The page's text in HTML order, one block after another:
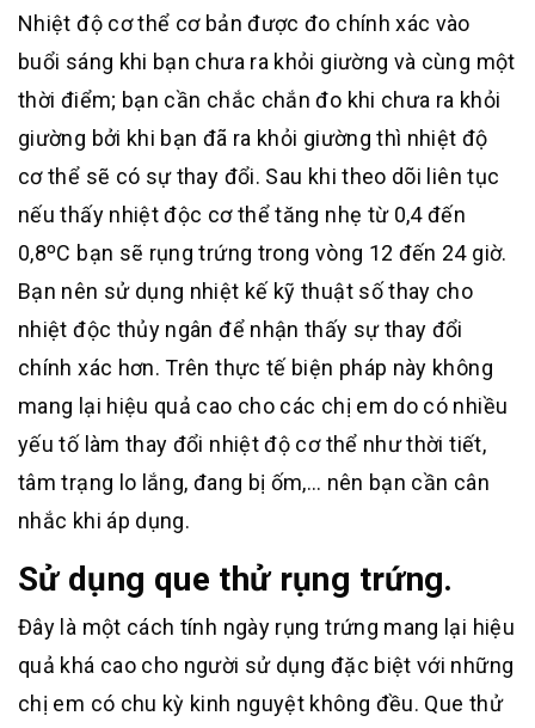
Nhiệt độ cơ thể cơ bản được đo chính xác vào
buổi sáng khi bạn chưa ra khỏi giường và cùng một
thời điểm; bạn cần chắc chắn đo khi chưa ra khỏi
giường bởi khi bạn đã ra khỏi giường thì nhiệt độ
cơ thể sẽ có sự thay đổi. Sau khi theo dõi liên tục
nếu thấy nhiệt độc cơ thể tăng nhẹ từ 0,4 đến
0,8ºC bạn sẽ rụng trứng trong vòng 12 đến 24 giờ.
Bạn nên sử dụng nhiệt kế kỹ thuật số thay cho
nhiệt độc thủy ngân để nhận thấy sự thay đổi
chính xác hơn. Trên thực tế biện pháp này không
mang lại hiệu quả cao cho các chị em do có nhiều
yếu tố làm thay đổi nhiệt độ cơ thể như thời tiết,
tâm trạng lo lắng, đang bị ốm,… nên bạn cần cân
nhắc khi áp dụng.
Sử dụng que thử rụng trứng.
Đây là một cách tính ngày rụng trứng mang lại hiệu
quả khá cao cho người sử dụng đặc biệt với những
chị em có chu kỳ kinh nguyệt không đều. Que thử